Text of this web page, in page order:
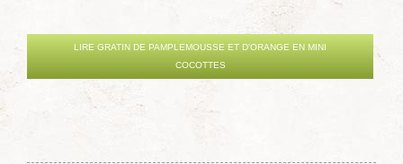
LIRE GRATIN DE PAMPLEMOUSSE ET D'ORANGE EN MINI
COCOTTES